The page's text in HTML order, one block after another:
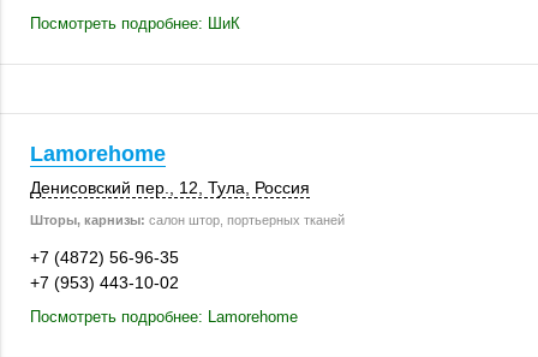
Посмотреть подробнее: ШиК
Lamorehome
Денисовский пер., 12, Тула Россия
Шторы, карнизы: салон штор, портьерных тканей
+7 (4872) 56-96-35
+7 (953) 443-10-02
Посмотреть подробнее: Lamorehome